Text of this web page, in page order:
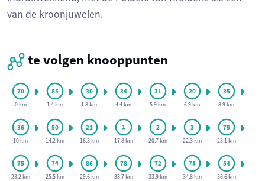
van de kroonjuwelen.
te volgen knooppunten
0 km 1.4 km 1.8 km 4.4 km 5.9 km 6.9 km 8.9 km
10 km 14.2 km 16.3 km 17.8 km 20.7 km 22.3 km 23.1 km
23.2 km 25.5 km 29.6 km 33.7 km 33.9 km 34.8 km 36.6 km